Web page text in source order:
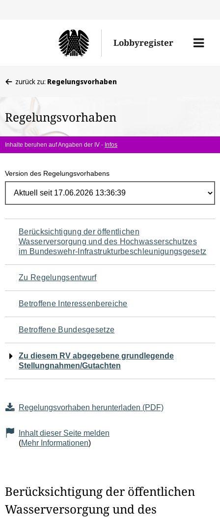
Lobbyregister
Menü
befinden
hier:
zurück zu: Regelungsvorhaben
Regelungsvorhaben
Inhalte beruhen auf Angaben der IV - Infos
Version des Regelungsvorhabens
Navigation
für
den
Seiteninhalt
Berücksichtigung der öffentlichen
Wasserversorgung und des Hochwasserschutzes
im Bundeswehr-Infrastrukturbeschleunigungsgesetz
Zu Regelungsentwurf
Betroffene Interessenbereiche
Betroffene Bundesgesetze
Zu diesem RV abgegebene grundlegende
Stellungnahmen/Gutachten
Regelungsvorhaben herunterladen (PDF)
Inhalt dieser Seite melden
(Mehr Informationen)
Berücksichtigung der öffentlichen
Wasserversorgung und des